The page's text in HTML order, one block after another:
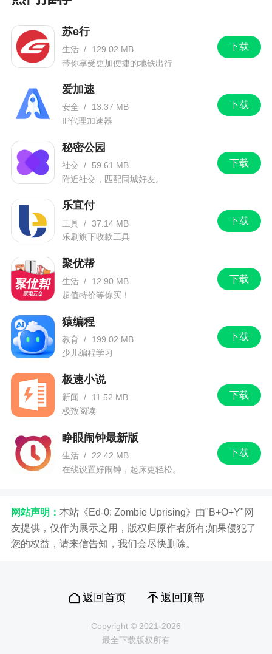
下载
苏e行
生活 /
129.02 MB
带你享受更加便捷的地铁出行
下载
爱加速
安全 /
13.37 MB
IP代理加速器
下载
秘密公园
社交 /
59.61 MB
附近社交，匹配同城好友。
下载
乐宜付
工具 / 37.14 MB
乐刷旗下收款工具
下载
聚优帮
生活 /
12.90 MB
超值特价等你买！
下载
猿编程
教育 /
199.02 MB
少儿编程学习
下载
极速小说
新闻 /
11.52 MB
极致阅读
下载
睁眼闹钟最新版
生活 /
22.42 MB
在线设置好闹钟，起床更轻松。
网站声明： 本站《Ed-0: Zombie Uprising》由"B+O+Y"网
友提供，仅作为展示之用，版权归原作者所有;如果侵犯了
您的权益，请来信告知，我们会尽快删除。
返回首页 返回顶部
Copyright © 2021-2026
最全下载版权所有